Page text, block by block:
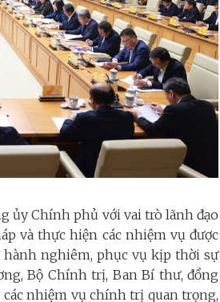
ủy Chính phủ với vai trò lãnh đạo
và thực hiện các nhiệm vụ được
hành nghiêm, phục vụ kịp thời sự
Bộ Chính trị, Ban Bí thư, đồng
nhiệm vụ chính trị quan trọng,